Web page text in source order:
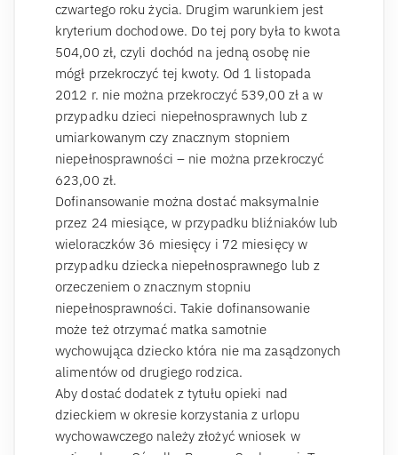
czwartego roku życia. Drugim warunkiem jest
kryterium dochodowe. Do tej pory była to kwota
504,00 zł, czyli dochód na jedną osobę nie
mógł przekroczyć tej kwoty. Od 1 listopada
2012 r. nie można przekroczyć 539,00 zł a w
przypadku dzieci niepełnosprawnych lub z
umiarkowanym czy znacznym stopniem
niepełnosprawności – nie można przekroczyć
623,00 zł.
Dofinansowanie można dostać maksymalnie
przez 24 miesiące, w przypadku bliźniaków lub
wieloraczków 36 miesięcy i 72 miesięcy w
przypadku dziecka niepełnosprawnego lub z
orzeczeniem o znacznym stopniu
niepełnosprawności. Takie dofinansowanie
może też otrzymać matka samotnie
wychowująca dziecko która nie ma zasądzonych
alimentów od drugiego rodzica.
Aby dostać dodatek z tytułu opieki nad
dzieckiem w okresie korzystania z urlopu
wychowawczego należy złożyć wniosek w